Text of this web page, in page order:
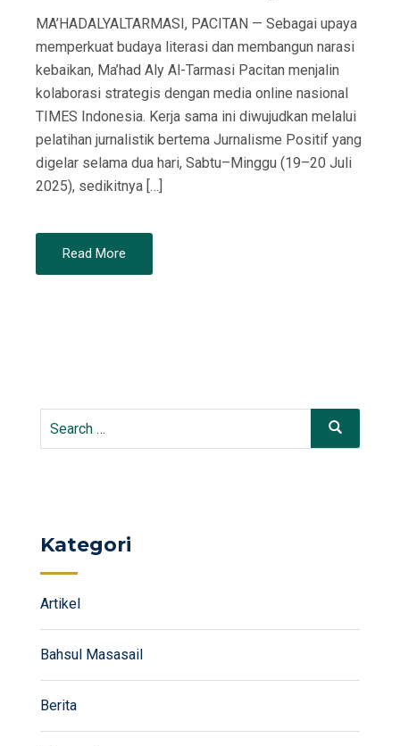
MA’HADALYALTARMASI, PACITAN — Sebagai upaya
memperkuat budaya literasi dan membangun narasi
kebaikan, Ma’had Aly Al-Tarmasi Pacitan menjalin
kolaborasi strategis dengan media online nasional
TIMES Indonesia. Kerja sama ini diwujudkan melalui
pelatihan jurnalistik bertema Jurnalisme Positif yang
digelar selama dua hari, Sabtu–Minggu (19–20 Juli
2025), sedikitnya […]
Read More
Search
Search
Kategori
Artikel
Bahsul Masasail
Berita